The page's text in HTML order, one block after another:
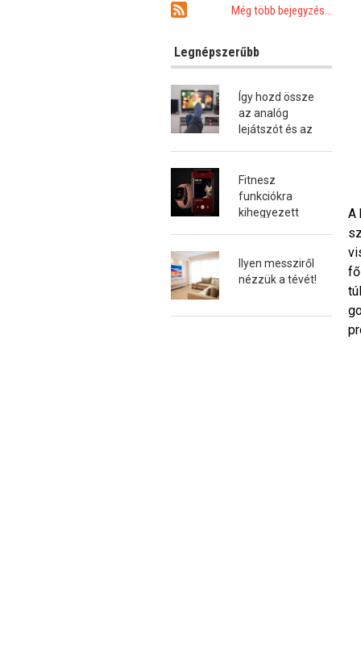
notebookokhoz
Még több bejegyzés...
Legnépszerűbb
Így hozd össze
az analóg
lejátszót és az
Fitnesz
funkciókra
kihegyezett
Ilyen messziről
nézzük a tévét!
A